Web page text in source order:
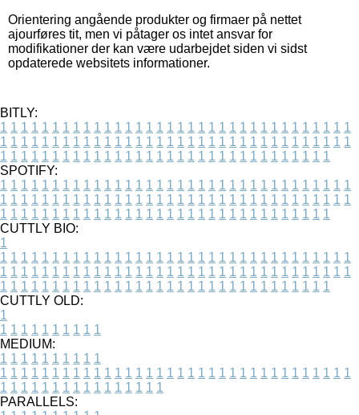
Orientering angående produkter og firmaer på nettet
ajourføres tit, men vi påtager os intet ansvar for
modifikationer der kan være udarbejdet siden vi sidst
opdaterede websitets informationer.
BITLY:
1 1 1 1 1 1 1 1 1 1 1 1 1 1 1 1 1 1 1 1 1 1 1 1 1 1 1 1 1 1 1 1 1 1
1 1 1 1 1 1 1 1 1 1 1 1 1 1 1 1 1 1 1 1 1 1 1 1 1 1 1 1 1 1 1 1 1 1
1 1 1 1 1 1 1 1 1 1 1 1 1 1 1 1 1 1 1 1 1 1 1 1 1 1 1 1 1 1 1 1
SPOTIFY:
1 1 1 1 1 1 1 1 1 1 1 1 1 1 1 1 1 1 1 1 1 1 1 1 1 1 1 1 1 1 1 1 1 1
1 1 1 1 1 1 1 1 1 1 1 1 1 1 1 1 1 1 1 1 1 1 1 1 1 1 1 1 1 1 1 1 1 1
1 1 1 1 1 1 1 1 1 1 1 1 1 1 1 1 1 1 1 1 1 1 1 1 1 1 1 1 1 1 1 1
CUTTLY BIO:
1
1 1 1 1 1 1 1 1 1 1 1 1 1 1 1 1 1 1 1 1 1 1 1 1 1 1 1 1 1 1 1 1 1 1
1 1 1 1 1 1 1 1 1 1 1 1 1 1 1 1 1 1 1 1 1 1 1 1 1 1 1 1 1 1 1 1 1 1
1 1 1 1 1 1 1 1 1 1 1 1 1 1 1 1 1 1 1 1 1 1 1 1 1 1 1 1 1 1 1 1
CUTTLY OLD:
1
1 1 1 1 1 1 1 1 1 1
MEDIUM:
1 1 1 1 1 1 1 1 1 1
1 1 1 1 1 1 1 1 1 1 1 1 1 1 1 1 1 1 1 1 1 1 1 1 1 1 1 1 1 1 1 1 1 1
1 1 1 1 1 1 1 1 1 1 1 1 1 1 1 1
PARALLELS: